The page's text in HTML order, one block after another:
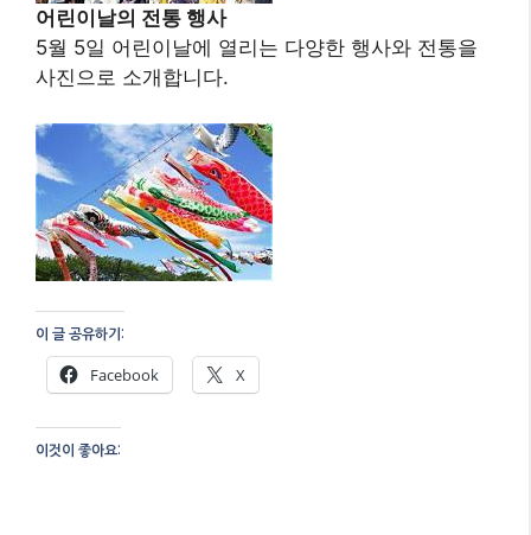
어린이날의 전통 행사
5월 5일 어린이날에 열리는 다양한 행사와 전통을
사진으로 소개합니다.
이 글 공유하기:
Facebook X
이것이 좋아요: